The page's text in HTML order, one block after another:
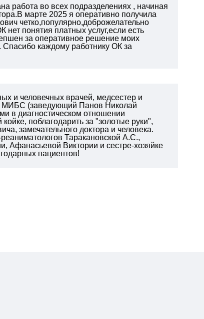
работа во всех подразделениях , начиная
марте 2025 я оперативно получила
четко,популярно,доброжелательно
нет понятия платных услуг,если есть
за оперативное решение моих
Спасибо каждому работнику ОК за
и человечных врачей, медсестер и
МИБС (заведующий Панов Николай
в диагностическом отношении
поблагодарить за "золотые руки",
замечательного доктора и человека.
Таракановской А.С.,
Афанасьевой Виктории и сестре-хозяйке
пациентов!